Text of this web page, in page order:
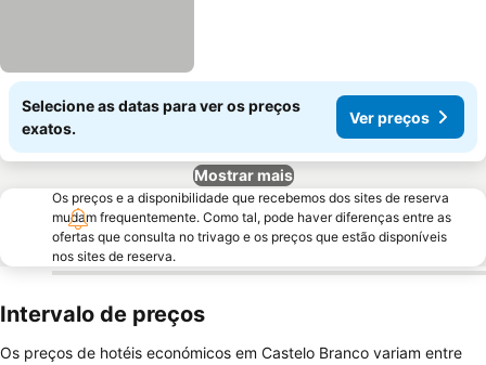
Selecione as datas para ver os preços
exatos.
Ver preços
Mostrar mais
Os preços e a disponibilidade que recebemos dos sites de reserva
mudam frequentemente. Como tal, pode haver diferenças entre as
ofertas que consulta no trivago e os preços que estão disponíveis
nos sites de reserva.
Intervalo de preços
Os preços de hotéis económicos em Castelo Branco variam entre